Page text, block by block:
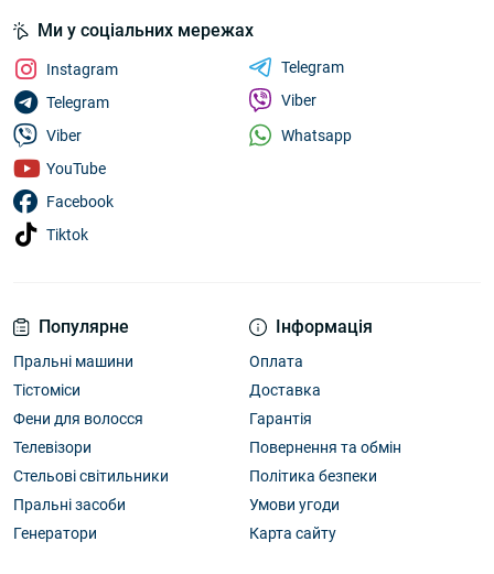
Популярне
Пральні машини
Тістоміси
Фени для волосся
Телевізори
Стельові світильники
Пральні засоби
Генератори
Інформація
Оплата
Доставка
Гарантія
Повернення та обмін
Політика безпеки
Умови угоди
Карта сайту
Ми у соціальних мережах
Instagram
Telegram
Viber
YouTube
Facebook
Tiktok
Telegram
Viber
Whatsapp